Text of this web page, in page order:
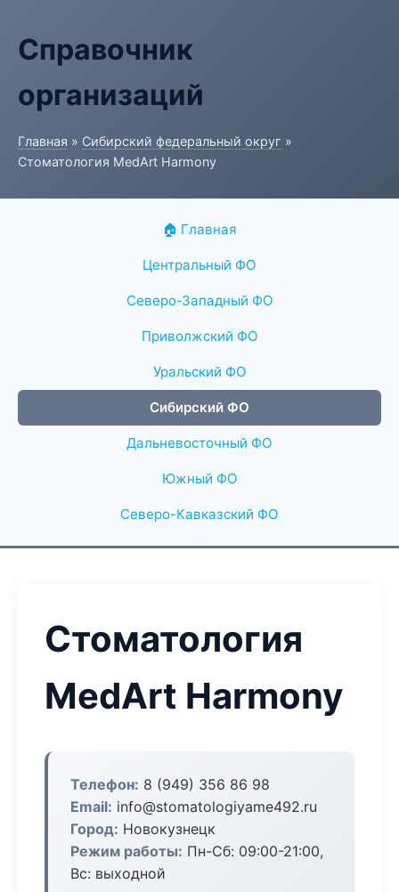
Справочник
организаций
Главная » Сибирский федеральный округ »
Стоматология MedArt Harmony
🏠 Главная
Центральный ФО
Северо-Западный ФО
Приволжский ФО
Уральский ФО
Сибирский ФО
Дальневосточный ФО
Южный ФО
Северо-Кавказский ФО
Стоматология
MedArt Harmony
Телефон: 8 (949) 356 86 98
Email: info@stomatologiyame492.ru
Город: Новокузнецк
Режим работы: Пн-Сб: 09:00-21:00,
Вс: выходной